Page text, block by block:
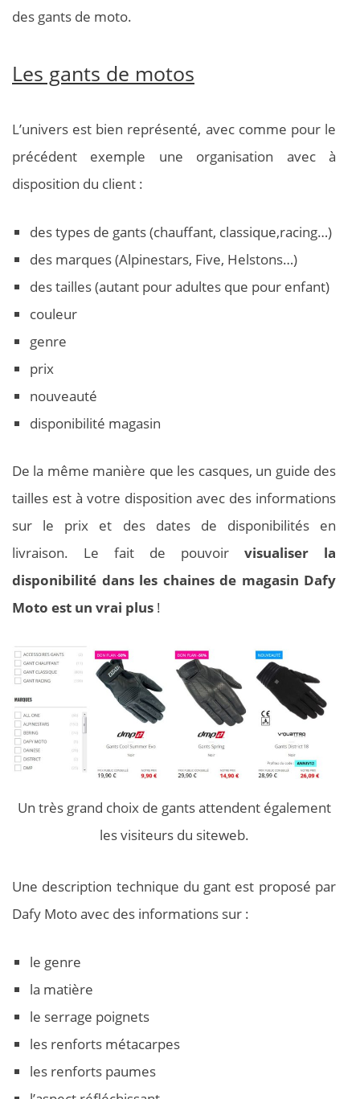
des gants de moto.
Les gants de motos
L’univers est bien représenté, avec comme pour le
précédent exemple une organisation avec à
disposition du client :
des types de gants (chauffant, classique,racing…)
des marques (Alpinestars, Five, Helstons…)
des tailles (autant pour adultes que pour enfant)
couleur
genre
prix
nouveauté
disponibilité magasin
De la même manière que les casques, un guide des
tailles est à votre disposition avec des informations
sur le prix et des dates de disponibilités en
livraison. Le fait de pouvoir visualiser la
disponibilité dans les chaines de magasin Dafy
Moto est un vrai plus !
Un très grand choix de gants attendent également
les visiteurs du siteweb.
Une description technique du gant est proposé par
Dafy Moto avec des informations sur :
le genre
la matière
le serrage poignets
les renforts métacarpes
les renforts paumes